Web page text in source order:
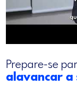
Prepare-se
alavancar a